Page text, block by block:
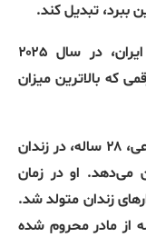
ببرد، تبدیل کند.
طبق گزارش سالانه سازمان حقوق بشر ایران، در سال ۲۰۲۵
رقمی که بالاترین میزان
نمونه دردناک اعدام چند روز پیش اسما زارعی، ۲۸ ساله، در زندان
می‌دهد. او در زمان
زندان متولد شد.
از مادر محروم شده